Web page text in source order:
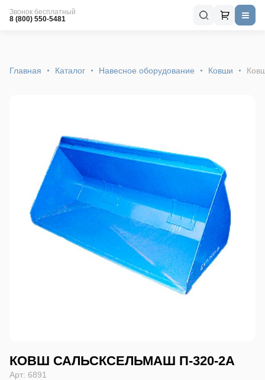
Звонок бесплатный
8 (800) 550-5481
Главная Каталог Навесное оборудование Ковши
КОВШ САЛЬСКСЕЛЬМАШ П-320-2А
Арт: 6891